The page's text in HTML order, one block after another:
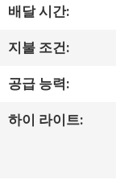
대
하
여
배달 시간:
지불 조건:
공급 능력:
하이 라이트: